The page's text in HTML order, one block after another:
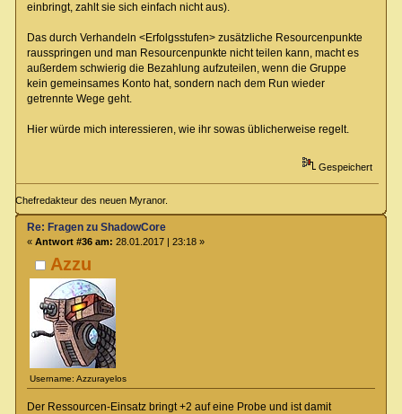
einbringt, zahlt sie sich einfach nicht aus).
Das durch Verhandeln <Erfolgsstufen> zusätzliche Resourcenpunkte
rausspringen und man Resourcenpunkte nicht teilen kann, macht es
außerdem schwierig die Bezahlung aufzuteilen, wenn die Gruppe
kein gemeinsames Konto hat, sondern nach dem Run wieder
getrennte Wege geht.
Hier würde mich interessieren, wie ihr sowas üblicherweise regelt.
Gespeichert
Chefredakteur des neuen Myranor.
Azzu
Username: Azzurayelos
Re: Fragen zu ShadowCore
« Antwort #36 am: 28.01.2017 | 23:18 »
Der Ressourcen-Einsatz bringt +2 auf eine Probe und ist damit